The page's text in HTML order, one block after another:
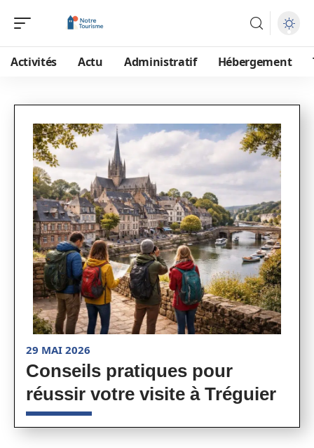
Activités Actu Administratif Hébergement
29 MAI 2026
Conseils pratiques pour
réussir votre visite à Tréguier